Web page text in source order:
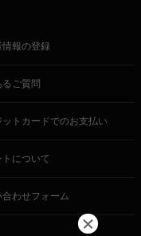
情報の登録
るご質問
ットカードでのお支払い
について
合わせフォーム